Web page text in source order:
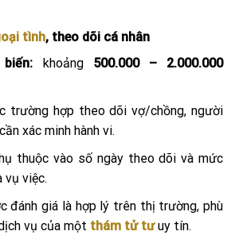
tình, theo dõi cá nhân
khoảng 500.000 – 2.000.000
trường hợp theo dõi vợ/chồng, người
xác minh hành vi.
thuộc vào số ngày theo dõi và mức
vụ việc.
đánh giá là hợp lý trên thị trường, phù
vụ của một thám tử tưuy tín.